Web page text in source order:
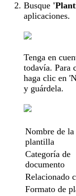
Busque
aplicaciones.
Tenga en
todavía. Para
haga clic en
y guárdela.
Nombre de la
plantilla
Categoría de
documento
Relacionado
Formato de